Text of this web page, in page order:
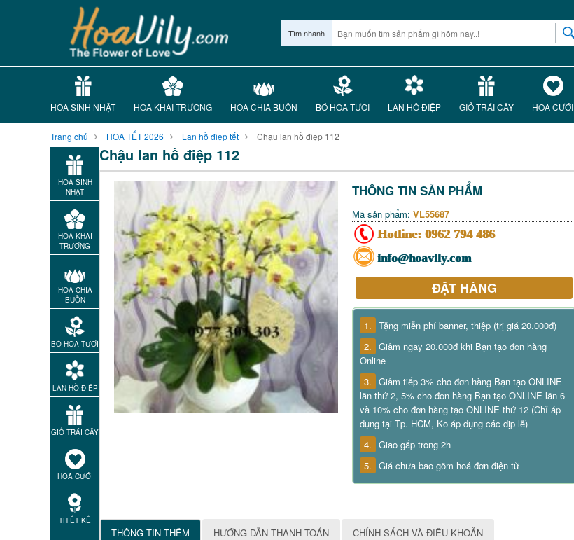
Tìm nhanh
HOA SINH NHẬT HOA KHAI TRƯƠNG HOA CHIA BUỒN BÓ HOA TƯƠI LAN HỒ ĐIỆP GIỎ TRÁI CÂY HOA CƯỚI
Trang chủ HOA TẾT 2026 Lan hồ điệp tết Chậu lan hồ điệp 112
HOA SINH
NHẬT
HOA KHAI
TRƯƠNG
HOA CHIA
BUỒN
BÓ HOA TƯƠI
LAN HỒ ĐIỆP
GIỎ TRÁI CÂY
HOA CƯỚI
THIẾT KẾ
Chậu lan hồ điệp 112
THÔNG TIN SẢN PHẨM
Mã sản phẩm: VL55687
Hotline: 0962 794 486
info@hoavily.com
ĐẶT HÀNG
1. Tặng miễn phí banner, thiệp (trị giá 20.000đ)
2. Giảm ngay 20.000đ khi Bạn tạo đơn hàng
Online
3. Giảm tiếp 3% cho đơn hàng Bạn tạo ONLINE
lần thứ 2, 5% cho đơn hàng Bạn tạo ONLINE lần 6
và 10% cho đơn hàng tạo ONLINE thứ 12 (Chỉ áp
dụng tại Tp. HCM, Ko áp dụng các dịp lễ)
4. Giao gấp trong 2h
5. Giá chưa bao gồm hoá đơn điện tử
THÔNG TIN THÊM HƯỚNG DẪN THANH TOÁN CHÍNH SÁCH VÀ ĐIỀU KHOẢN